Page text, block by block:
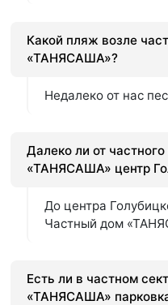
Какой пляж возле
«ТАНЯСАША»?
Недалеко от нас
Далеко ли от
«ТАНЯСАША» центр
До центра
Частный дом
Есть ли в частном
«ТАНЯСАША»